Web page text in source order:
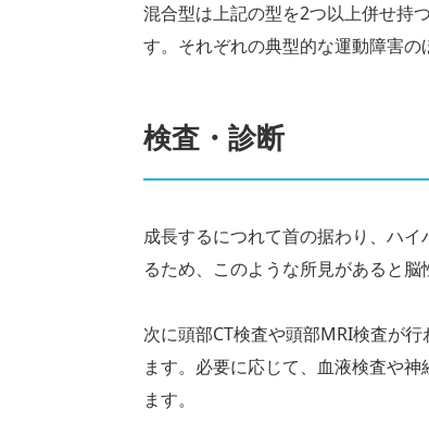
混合型は上記の型を2つ以上併せ持
す。それぞれの典型的な運動障害の
検査・診断
成長するにつれて首の据わり、ハ
るため、このような所見があると脳
次に頭部CT検査や頭部MRI検査が
ます。必要に応じて、血液検査や
ます。